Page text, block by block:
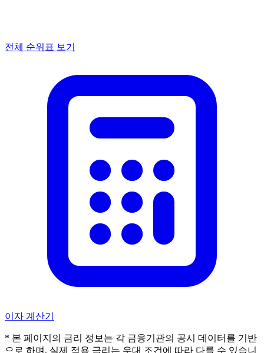
전체 순위표 보기
이자 계산기
* 본 페이지의 금리 정보는 각 금융기관의 공시 데이터를 기반
으로 하며, 실제 적용 금리는 우대 조건에 따라 다를 수 있습니